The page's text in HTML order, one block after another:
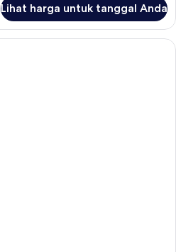
Lihat harga untuk tanggal Anda